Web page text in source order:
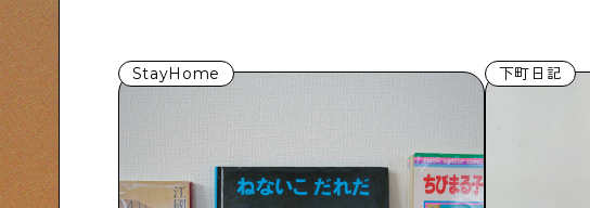
StayHome 下町日記